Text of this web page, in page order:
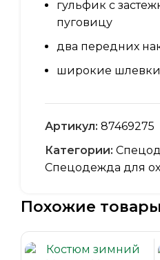
гульфик с
пуговицу
два передних
широкие
Артикул: 87469275
Категории:
Спецодежда для
Похожие товары